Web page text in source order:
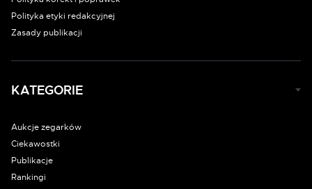
Polityka etyki redakcyjnej
Zasady publikacji
KATEGORIE
Aukcje zegarków
Ciekawostki
Publikacje
Rankingi